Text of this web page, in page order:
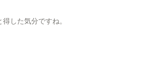
した気分ですね。